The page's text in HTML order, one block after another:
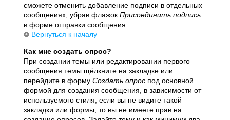
сможете отменить добавление подписи в отдельных
сообщениях, убрав флажокПрисоединить подпись
в форме отправки сообщения.
Вернуться к началу
Как мне создать опрос?
При создании темы или редактировании первого
сообщения темы щёлкните на закладке или
перейдите в формуСоздать опрос под основной
формой для создания сообщения, в зависимости от
используемого стиля; если вы не видите такой
закладки или формы, то вы не имеете прав на